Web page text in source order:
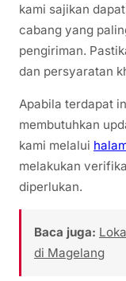
kami sajikan
cabang yang
pengiriman.
dan persyaratan
Apabila terdapat
membutuhkan
kami melalui
melakukan
diperlukan.
Baca juga:
di Magelang